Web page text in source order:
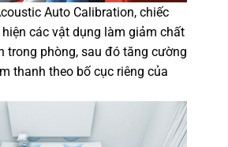
Auto Calibration, chiếc
các vật dụng làm giảm chất
trong phòng, sau đó tăng cường
thanh theo bố cục riêng của